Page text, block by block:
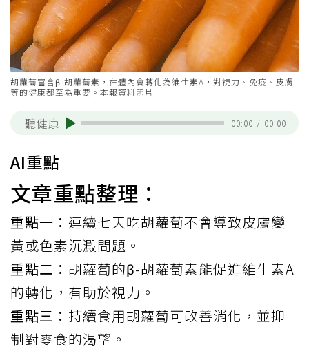
胡蘿蔔富含β-胡蘿蔔素，在體內會轉化為維生素A，對視力、免疫、皮膚
等的健康都至為重要。本報資料照片
聽健康 00:00 / 00:00
AI重點
文章重點整理：
重點一： 連續七天吃胡蘿蔔不會導致皮膚變
黃或色素沉澱問題。
重點二： 胡蘿蔔的β-胡蘿蔔素能促進維生素A
的轉化，有助於視力。
重點三： 持續食用胡蘿蔔可改善消化，並抑
制對零食的渴望。